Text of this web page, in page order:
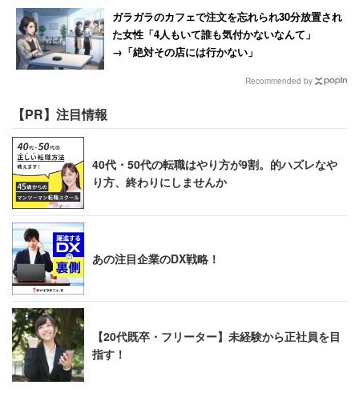
ガラガラのカフェで注文を忘れられ30分放置され
た女性「4人もいて誰も気付かないなんて」
→「絶対その店には行かない」
Recommended by
【PR】注目情報
40代・50代の転職はやり方が9割。的ハズレなや
り方、終わりにしませんか
あの注目企業のDX戦略！
【20代既卒・フリーター】未経験から正社員を目
指す！